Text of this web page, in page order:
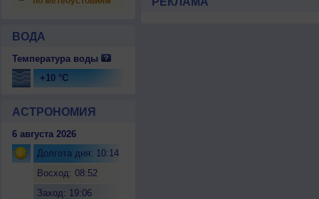
ВОДА
Температура воды
+10 °C
АСТРОНОМИЯ
6 августа 2026
Долгота дня: 10:14
Восход: 08:52
Заход: 19:06